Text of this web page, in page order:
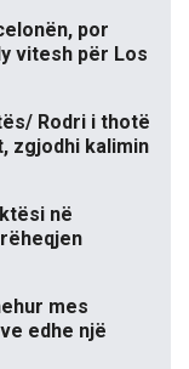
por
vitesh për Los
Rodri i thotë
zgjodhi kalimin
në
mes
edhe një